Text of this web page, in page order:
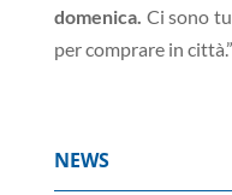
domenica. Ci sono
per comprare in città.”
NEWS